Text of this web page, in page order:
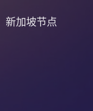
新加坡节点